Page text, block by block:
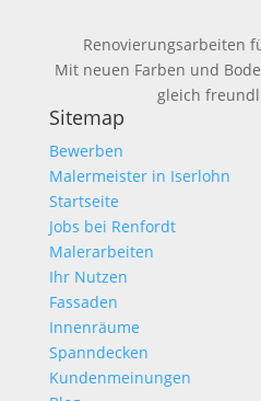
Renovierungsarbeiten
Mit neuen Farben und
gleich
Sitemap
Bewerben
Malermeister in Iserlohn
Startseite
Jobs bei Renfordt
Malerarbeiten
Ihr Nutzen
Fassaden
Innenräume
Spanndecken
Kundenmeinungen